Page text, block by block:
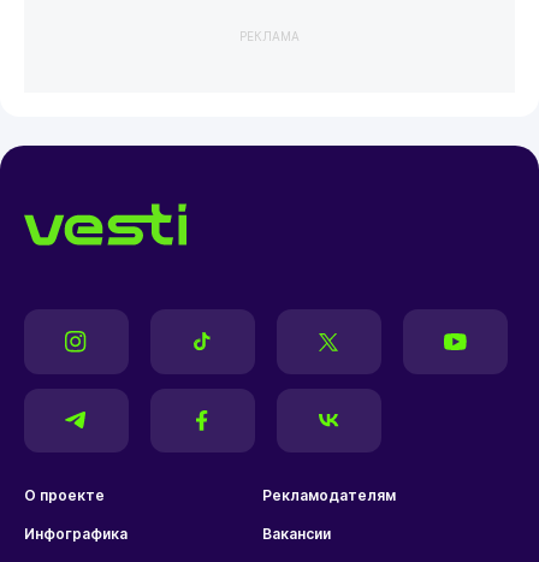
РЕКЛАМА
О проекте Рекламодателям
Инфографика Вакансии